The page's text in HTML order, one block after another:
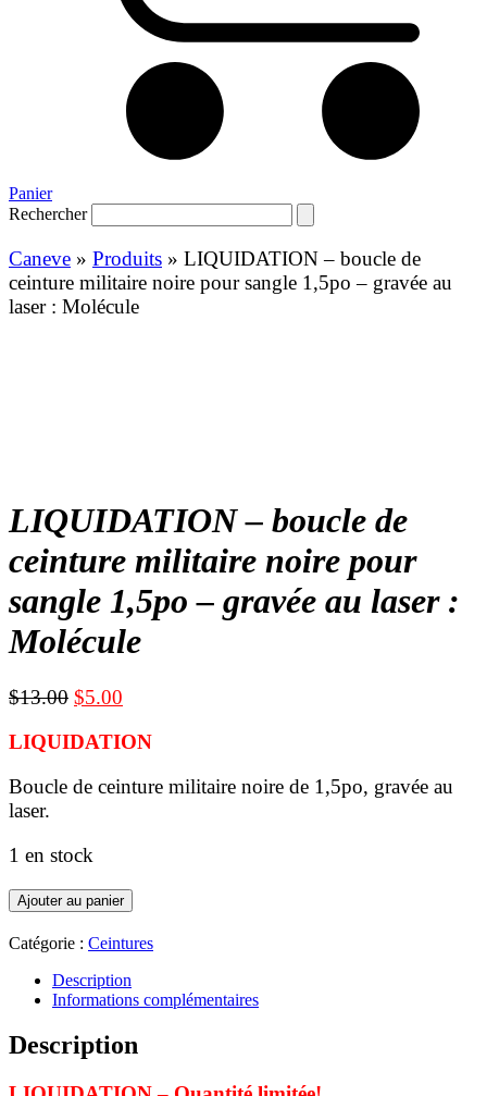
Panier
Rechercher
Caneve » Produits » LIQUIDATION – boucle de
ceinture militaire noire pour sangle 1,5po – gravée au
laser : Molécule
LIQUIDATION – boucle de
ceinture militaire noire pour
sangle 1,5po – gravée au laser :
Molécule
$13.00 Le
initial
$13.00.
$5.00
actuel
$5.00.
LIQUIDATION
Boucle de ceinture militaire noire de 1,5po, gravée au
laser.
1 en stock
quantité
de
LIQUIDATION
boucle
militaire
noire
Ajouter au panier
Catégorie : Ceintures
Description
Informations complémentaires
Description